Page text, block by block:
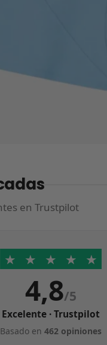
en Trustpilot
★ ★ ★ ★ ★
4,8/5
Excelente · Trustpilot
Basado en462 opiniones